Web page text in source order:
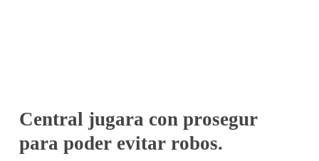
Central jugara con prosegur
para poder evitar robos.